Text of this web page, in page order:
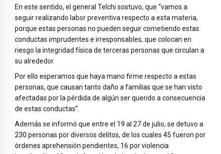
En este sentido, el general Telchi sostuvo, que “vamos a
seguir realizando labor preventiva respecto a esta materia,
porque estas personas no pueden seguir cometiendo estas
conductas imprudentes e irresponsables, que colocan en
riesgo la integridad física de terceras personas que circulan a
su alrededor.
Por ello esperamos que haya mano firme respecto a estas
personas, que causan tanto daño a familias que se han visto
afectadas por la pérdida de algún ser querido a consecuencia
de estas conductas”.
Además se informó que entre el 19 al 27 de julio, se detuvo a
230 personas por diversos delitos, de los cuales 45 fueron por
órdenes aprehensión pendientes, 16 por violencia